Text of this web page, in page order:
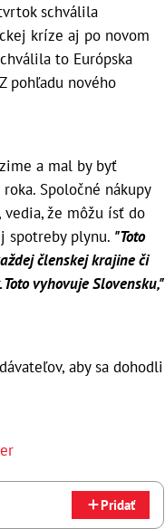
schválila
kríze aj po novom
to Európska
pohľadu nového
a mal by byť
Spoločné nákupy
vedia, že môžu ísť do
spotreby plynu. "Toto
členskej krajine či
vyhovuje Slovensku,"
aby sa dohodli
Pridať